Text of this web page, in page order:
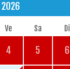
2026
Ve Sa Di
4 5 6